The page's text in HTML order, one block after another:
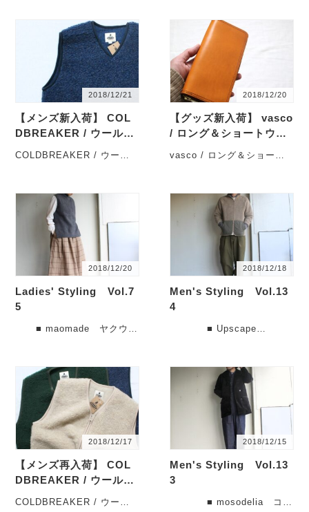
2018/12/21
【メンズ新入荷】 COL
DBREAKER / ウールP
COLDBREAKER / ウール
2018/12/20
【グッズ新入荷】 vasco
/ ロング＆ショートウォ
vasco / ロング＆ショート
がと・・・
2018/12/20
Ladies' Styling Vol.7
5
■ maomade ヤクウー
着・・・
2018/12/18
Men's Styling Vol.13
4
■ Upscape
2018/12/17
【メンズ再入荷】 COL
DBREAKER / ウールZI
COLDBREAKER / ウール
2018/12/15
Men's Styling Vol.13
3
■ mosodelia コー